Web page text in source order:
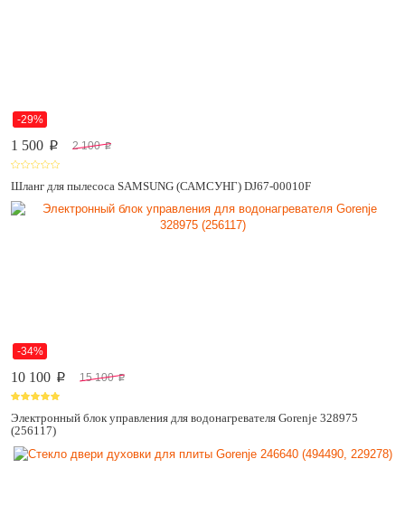
-29%
1 500 p 2 100 p
Шланг для пылесоса SAMSUNG (САМСУНГ) DJ67-00010F
-34%
10 100 p 15 100 p
Электронный блок управления для водонагревателя Gorenje 328975
(256117)